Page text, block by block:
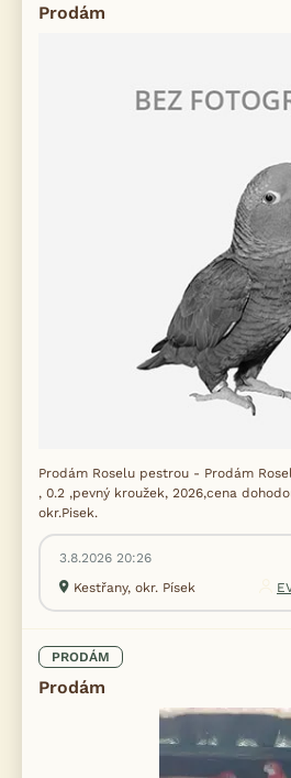
Prodám
Prodám Roselu pestrou - Prodám
, 0.2 ,pevný kroužek, 2026,cena
okr.Pisek.
3.8.2026 20:26
Kestřany, okr. Písek
PRODÁM
Prodám